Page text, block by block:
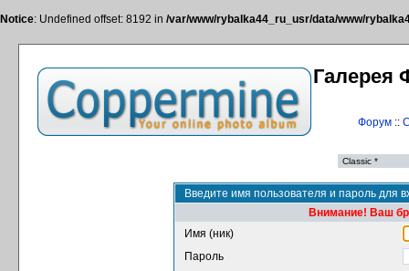
Notice: Undefined offset: 8192 in /var/www/rybalka44_ru_usr/data/www/
Галерея
Форум::
Введите имя пользователя и пароль для
Внимание! Ваш
Имя (ник)
Пароль